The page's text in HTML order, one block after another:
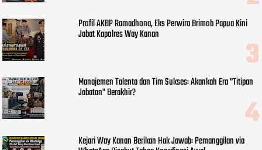
Profil AKBP Ramadhona, Eks Perwira Brimob Papua Kini
Jabat Kapolres Way Kanan
Manajemen Talenta dan Tim Sukses: Akankah Era "Titipan
Jabatan" Berakhir?
Kejari Way Kanan Berikan Hak Jawab: Pemanggilan via